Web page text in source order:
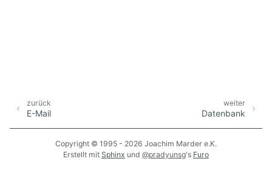
weiter
Datenbank
zurück
E-Mail
Copyright © 1995 - 2026 Joachim Marder e.K.
Erstellt mit Sphinx und @pradyunsg's Furo